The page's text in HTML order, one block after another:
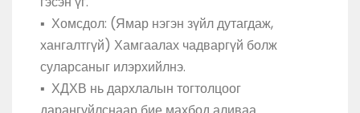
▪️ Хомсдол: (Ямар нэгэн зүйл дутагдаж,
хангалтгүй) Хамгаалах чадваргүй болж
суларсаныг илэрхийлнэ.
▪️ ХДХВ нь дархлалын тогтолцоог